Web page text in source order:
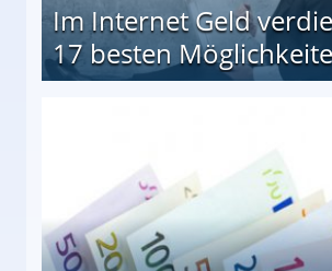
Im Internet Geld
17 besten